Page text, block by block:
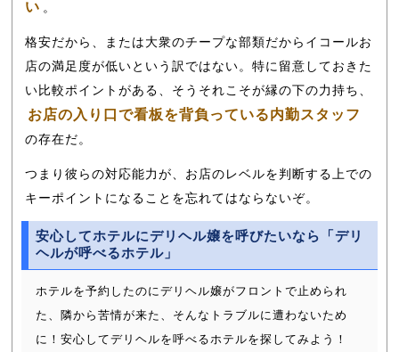
い 。
格安だから、または大衆のチープな部類だからイコールお
店の満足度が低いという訳ではない。特に留意しておきた
い比較ポイントがある、そうそれこそが縁の下の力持ち、
お店の入り口で看板を背負っている内勤スタッフ
の存在だ。
つまり彼らの対応能力が、お店のレベルを判断する上での
キーポイントになることを忘れてはならないぞ。
安心してホテルにデリヘル嬢を呼びたいなら「デリ
ヘルが呼べるホテル」
ホテルを予約したのにデリヘル嬢がフロントで止められ
た、隣から苦情が来た、そんなトラブルに遭わないため
に！安心してデリヘルを呼べるホテルを探してみよう！